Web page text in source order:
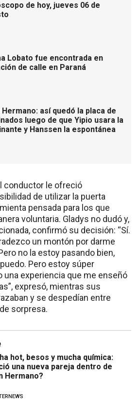
de hoy, jueves 06 de
Lobato fue encontrada en
de calle en Paraná
Hermano: así quedó la placa de
luego de que Yipio usara la
y Hanssen la espontánea
conductor le ofreció
de utilizar la puerta
pensada para los que
voluntaria. Gladys no dudó y,
confirmó su decisión: “Sí.
un montón por darme
no la estoy pasando bien,
Pero estoy súper
una experiencia que me enseñó
expresó, mientras sus
y se despedían entre
sorpresa.
hot, besos y mucha química:
una nueva pareja dentro de
Hermano?